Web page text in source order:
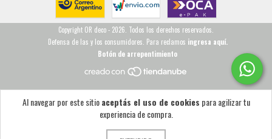
Al navegar por este sitioaceptás el uso de cookies para agilizar tu
experiencia de compra.
Copyright OR deco - 2026. Todos los derechos reservados.
Defensa de las y los consumidores. Para reclamos ingresa aquí.
Botón de arrepentimiento